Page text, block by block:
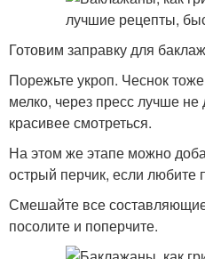
Готовим заправку для
Порежьте укроп. Чеснок
мелко, через пресс лучше не
красивее смотреться.
На этом же этапе можно
острый перчик, если любите
Смешайте все
посолите и поперчите.